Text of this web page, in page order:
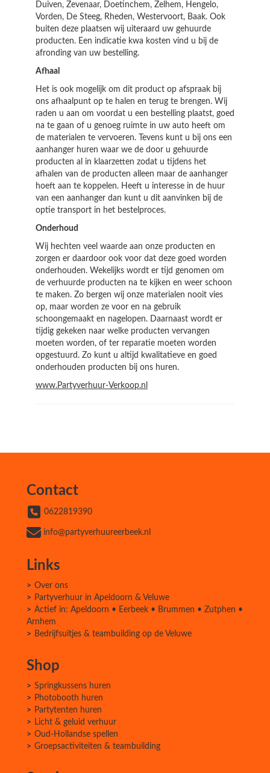
Duiven, Zevenaar, Doetinchem, Zelhem, Hengelo,
Vorden, De Steeg, Rheden, Westervoort, Baak. Ook
buiten deze plaatsen wij uiteraard uw gehuurde
producten. Een indicatie kwa kosten vind u bij de
afronding van uw bestelling.
Afhaal
Het is ook mogelijk om dit product op afspraak bij
ons afhaalpunt op te halen en terug te brengen. Wij
raden u aan om voordat u een bestelling plaatst, goed
na te gaan of u genoeg ruimte in uw auto heeft om
de materialen te vervoeren. Tevens kunt u bij ons een
aanhanger huren waar we de door u gehuurde
producten al in klaarzetten zodat u tijdens het
afhalen van de producten alleen maar de aanhanger
hoeft aan te koppelen. Heeft u interesse in de huur
van een aanhanger dan kunt u dit aanvinken bij de
optie transport in het bestelproces.
Onderhoud
Wij hechten veel waarde aan onze producten en
zorgen er daardoor ook voor dat deze goed worden
onderhouden. Wekelijks wordt er tijd genomen om
de verhuurde producten na te kijken en weer schoon
te maken. Zo bergen wij onze materialen nooit vies
op, maar worden ze voor en na gebruik
schoongemaakt en nagelopen. Daarnaast wordt er
tijdig gekeken naar welke producten vervangen
moeten worden, of ter reparatie moeten worden
opgestuurd. Zo kunt u altijd kwalitatieve en goed
onderhouden producten bij ons huren.
www.Partyverhuur-Verkoop.nl
Contact
0622819390
info@partyverhuureerbeek.nl
Links
Over ons
Partyverhuur in Apeldoorn & Veluwe
Actief in: Apeldoorn • Eerbeek • Brummen • Zutphen •
Arnhem
Bedrijfsuitjes & teambuilding op de Veluwe
Shop
Springkussens huren
Photobooth huren
Partytenten huren
Licht & geluid verhuur
Oud-Hollandse spellen
Groepsactiviteiten & teambuilding